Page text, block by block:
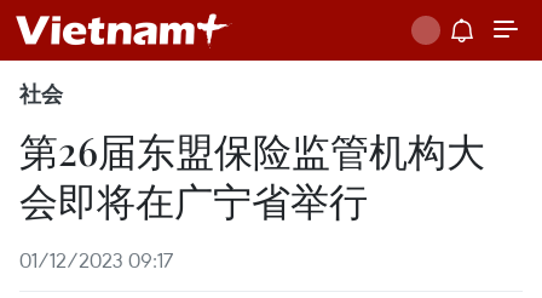
社会
第26届东盟保险监管机构大
会即将在广宁省举行
01/12/2023 09:17